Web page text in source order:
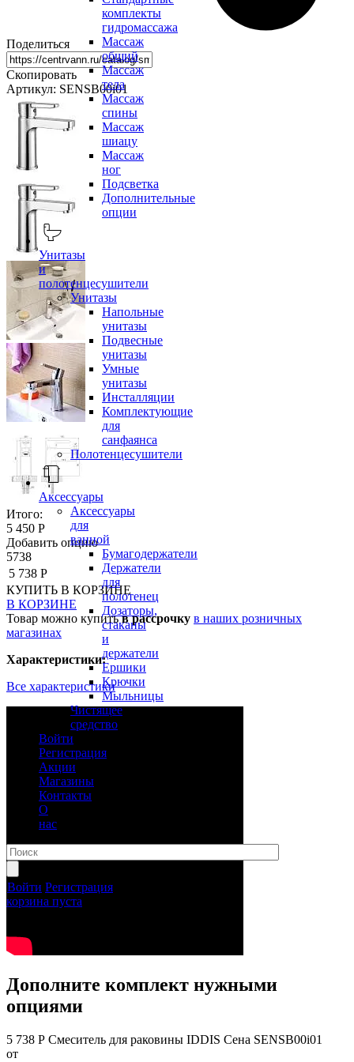
комплекты
гидромассажа
Массаж
общий
Массаж
тела
Массаж
спины
Массаж
шиацу
Массаж
ног
Подсветка
Дополнительные
опции
Унитазы
и
полотенцесушители
Унитазы
Напольные
унитазы
Подвесные
унитазы
Умные
унитазы
Инсталляции
Комплектующие
для
санфаянса
Полотенцесушители
Аксессуары
Аксессуары
для
ванной
Бумагодержатели
Держатели
для
полотенец
Дозаторы,
стаканы
и
держатели
Ершики
Крючки
Мыльницы
Чистящее
средство
Войти
Регистрация
Акции
Магазины
Контакты
О
нас
Войти Регистрация
корзина пуста
Поделиться
Скопировать
Артикул: SENSB00i01
Итого:
5 450 Р
Добавить опцию
5738
5 738 Р
КУПИТЬ В КОРЗИНЕ
В КОРЗИНЕ
Товар можно купитьв рассрочку в наших розничных
магазинах
Характеристики:
Все характеристики
Дополните комплект нужными
опциями
5 738 Р Смеситель для раковины IDDIS Сена SENSB00i01
от